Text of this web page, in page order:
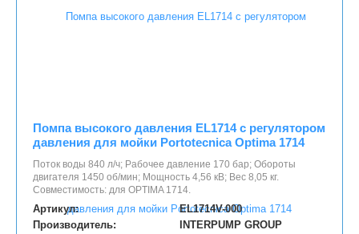
Помпа высокого давления EL1714 с регулятором
давления для мойки Portotecnica Optima 1714
Поток воды 840 л/ч; Рабочее давление 170 бар; Обороты
двигателя 1450 об/мин; Мощность 4,56 кВ; Вес 8,05 кг.
Совместимость: для OPTIMA 1714.
Артикул:
EL1714V-000
Производитель:
INTERPUMP GROUP